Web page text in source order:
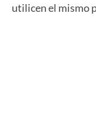
utilicen el mismo